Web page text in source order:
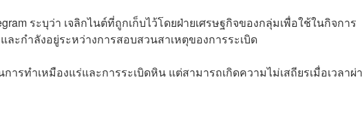
ระบุว่า เจลิกไนต์ที่ถูกเก็บไว้โดยฝ่ายเศรษฐกิจของกลุ่มเพื่อใช้ในกิจการ
ะกำลังอยู่ระหว่างการสอบสวนสาเหตุของการระเบิด
ารทำเหมืองแร่และการระเบิดหิน แต่สามารถเกิดความไม่เสถียรเมื่อเวลาผ่